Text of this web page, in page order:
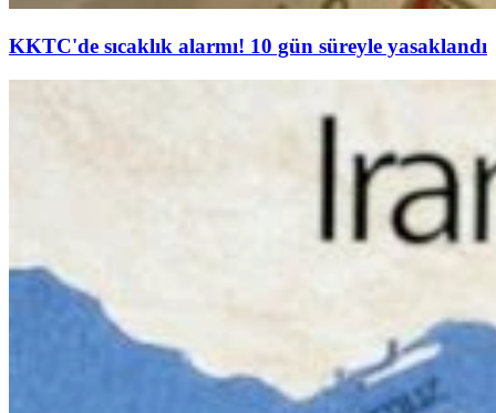
KKTC'de sıcaklık alarmı! 10 gün süreyle yasaklandı